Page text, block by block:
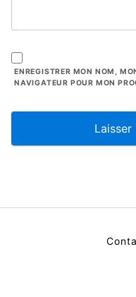
ENREGISTRER MON NOM,
NAVIGATEUR POUR MON